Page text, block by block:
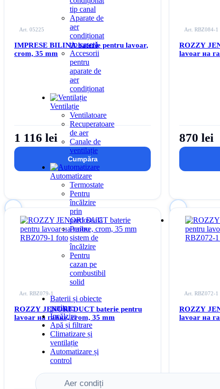
tip canal
Aparate de
aer
condiționat
tip casetă
Accesorii
pentru
aparate de
aer
condiționat
Ventilație
Ventilatoare
Recuperatoare
de aer
Canale de
ventilație
Automatizare
Termostate
Pentru
încălzire
prin
pardoseală
Pentru
sistem de
încălzire
Pentru
cazan pe
combustibil
solid
Baterii și obiecte
sanitare
Încălzire
Apă și filtrare
Climatizare și
ventilație
Automatizare și
control
Art. 05225
IMPRESE BILINA baterie pentru lavoar,
crom, 35 mm
1 116 lei
Cumpăra
Autentificați-vă pentru
a adăuga acest produs la lista dvs. de dorințe
Art. RBZ084-1
ROZZY
lavoar на
870 lei
Autentificați-vă
a adăuga acest
Art. RBZ079-1
ROZZY JENORI DUCT baterie pentru
lavoar на гайке, crom, 35 mm
Art. RBZ072-1
ROZZY
lavoar на